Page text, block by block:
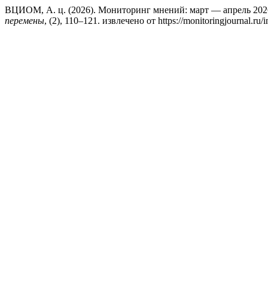
ВЦИОМ, А. ц. (2026). Мониторинг мнений: март — апрель
перемены, (2), 110–121. извлечено от https://